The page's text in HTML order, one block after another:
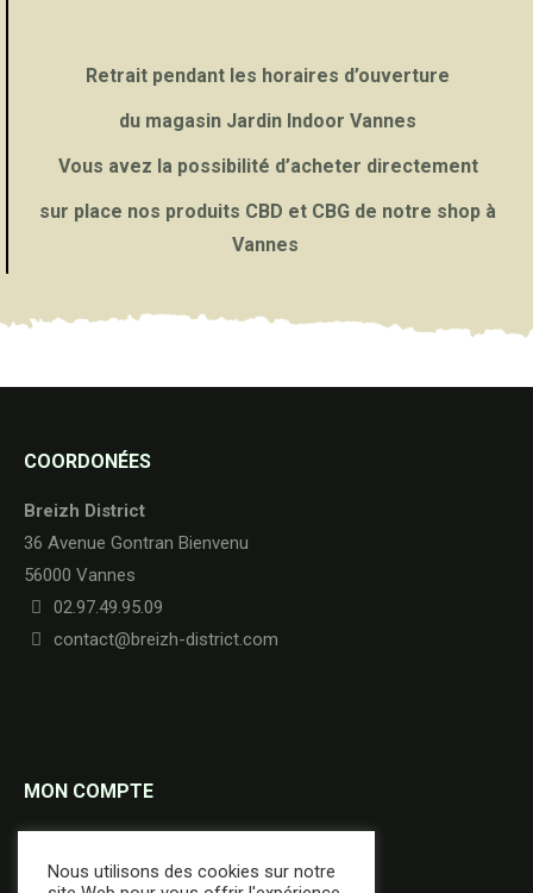
Retrait pendant les horaires d’ouverture
du magasin Jardin Indoor Vannes
Vous avez la possibilité d’acheter directement
sur place nos produits CBD et CBG de notre shop à
Vannes
COORDONÉES
Breizh District
36 Avenue Gontran Bienvenu
56000 Vannes
02.97.49.95.09
contact@breizh-district.com
MON COMPTE
Adresses
Nous utilisons des cookies sur notre